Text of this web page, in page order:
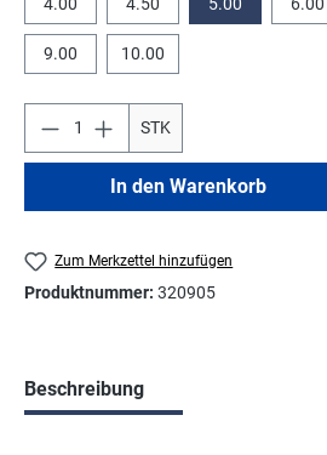
9.00 10.00
STK
In den Warenkorb
Zum Merkzettel hinzufügen
Produktnummer: 320905
Beschreibung